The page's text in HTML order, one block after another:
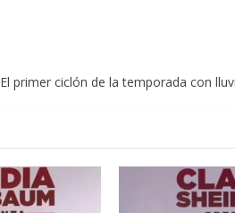
El primer ciclón de la temporada con